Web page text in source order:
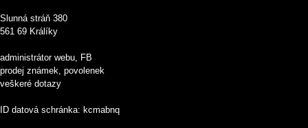
Slunná stráň 380
561 69 Králíky
administrátor webu, FB
prodej známek, povolenek
veškeré dotazy
ID datová schránka: kcmabnq